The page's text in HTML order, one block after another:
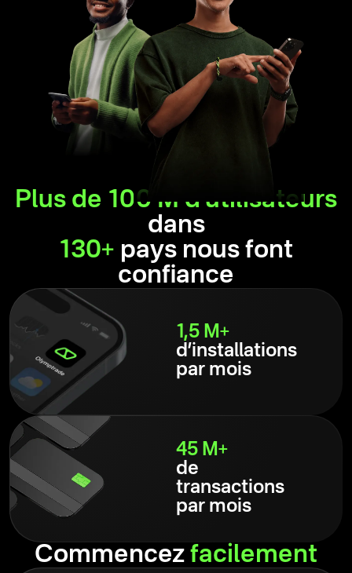
Plus de 100 M d’utilisateurs
dans
130+ pays nous font
confiance
1,5 M+
d’installations
par mois
45 M+
de
transactions
par mois
Commencez facilement